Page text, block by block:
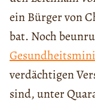
ein Bürger von
bat. Noch
verdächtigen
sind, unter